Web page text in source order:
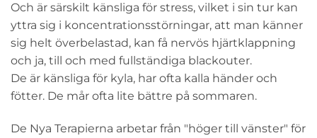
Och är särskilt känsliga för stress, vilket i sin tur kan
yttra sig i koncentrationsstörningar, att man känner
sig helt överbelastad, kan få nervös hjärtklappning
och ja, till och med fullständiga blackouter.
De är känsliga för kyla, har ofta kalla händer och
fötter. De mår ofta lite bättre på sommaren.
De Nya Terapierna arbetar från "höger till vänster" för